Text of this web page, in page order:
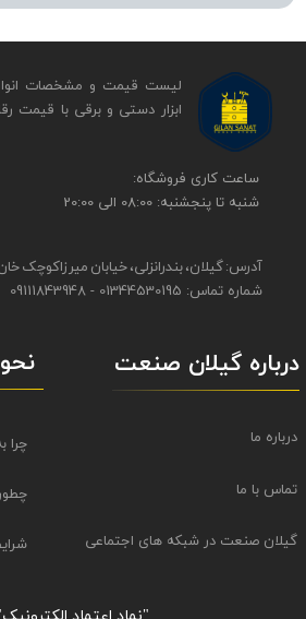
​​ساعت کاری فروشگاه:
شنبه تا پنجشنبه: 08:00 الی 20:00
آدرس: گیلان، بندرانزلی، خیابان
شماره تماس: 01344530195 - 09111843948
لیست قیمت و مشخصات
ابزار دستی و برقی ​​​​​​​با قیمت
چرا
درباره گیلان صنعت
درباره ما
تماس با ما
گیلان صنعت در شبکه های اجتماعی